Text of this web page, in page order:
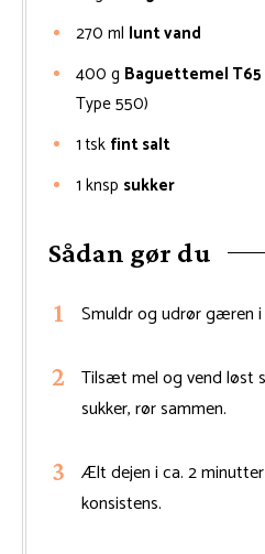
270 ml lunt vand
400 g Baguettemel T65
Type 550)
1 tsk fint salt
1 knsp sukker
Sådan gør du
Smuldr og udrør gæren i
Tilsæt mel og vend løst
sukker, rør sammen.
Ælt dejen i ca. 2
konsistens.